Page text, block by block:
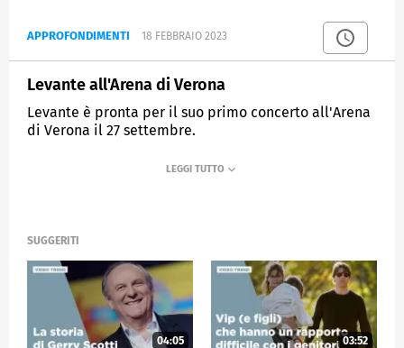
APPROFONDIMENTI 18 FEBBRAIO 2023
Levante all'Arena di Verona
Levante è pronta per il suo primo concerto all'Arena
di Verona il 27 settembre.
VERISSIMO
SUGGERITI
04:05 03:52